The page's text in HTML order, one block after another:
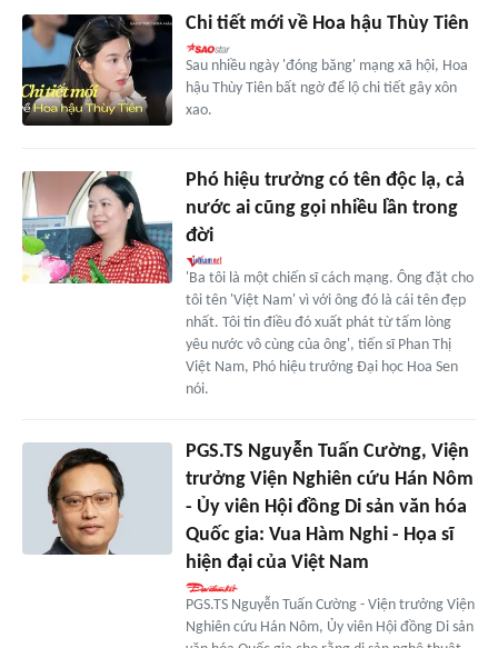
Chi tiết mới về Hoa hậu Thùy Tiên
Sau nhiều ngày 'đóng băng' mạng xã hội, Hoa
hậu Thùy Tiên bất ngờ để lộ chi tiết gây xôn
xao.
Phó hiệu trưởng có tên độc lạ, cả
nước ai cũng gọi nhiều lần trong
đời
'Ba tôi là một chiến sĩ cách mạng. Ông đặt cho
tôi tên 'Việt Nam' vì với ông đó là cái tên đẹp
nhất. Tôi tin điều đó xuất phát từ tấm lòng
yêu nước vô cùng của ông', tiến sĩ Phan Thị
Việt Nam, Phó hiệu trưởng Đại học Hoa Sen
nói.
PGS.TS Nguyễn Tuấn Cường, Viện
trưởng Viện Nghiên cứu Hán Nôm
- Ủy viên Hội đồng Di sản văn hóa
Quốc gia: Vua Hàm Nghi - Họa sĩ
hiện đại của Việt Nam
PGS.TS Nguyễn Tuấn Cường - Viện trưởng Viện
Nghiên cứu Hán Nôm, Ủy viên Hội đồng Di sản